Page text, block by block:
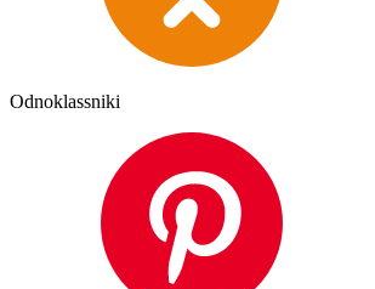
Odnoklassniki